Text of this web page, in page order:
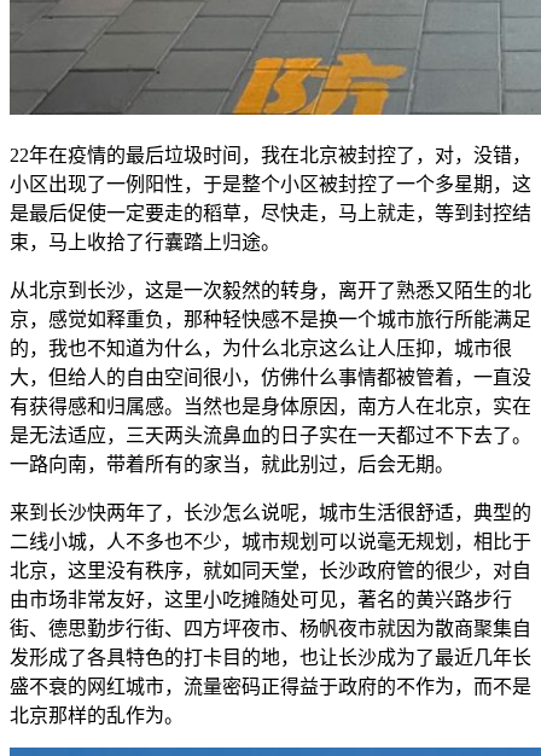
22年在疫情的最后垃圾时间，我在北京被封控了，对，没错，
小区出现了一例阳性，于是整个小区被封控了一个多星期，这
是最后促使一定要走的稻草，尽快走，马上就走，等到封控结
束，马上收拾了行囊踏上归途。
从北京到长沙，这是一次毅然的转身，离开了熟悉又陌生的北
京，感觉如释重负，那种轻快感不是换一个城市旅行所能满足
的，我也不知道为什么，为什么北京这么让人压抑，城市很
大，但给人的自由空间很小，仿佛什么事情都被管着，一直没
有获得感和归属感。当然也是身体原因，南方人在北京，实在
是无法适应，三天两头流鼻血的日子实在一天都过不下去了。
一路向南，带着所有的家当，就此别过，后会无期。
来到长沙快两年了，长沙怎么说呢，城市生活很舒适，典型的
二线小城，人不多也不少，城市规划可以说毫无规划，相比于
北京，这里没有秩序，就如同天堂，长沙政府管的很少，对自
由市场非常友好，这里小吃摊随处可见，著名的黄兴路步行
街、德思勤步行街、四方坪夜市、杨帆夜市就因为散商聚集自
发形成了各具特色的打卡目的地，也让长沙成为了最近几年长
盛不衰的网红城市，流量密码正得益于政府的不作为，而不是
北京那样的乱作为。